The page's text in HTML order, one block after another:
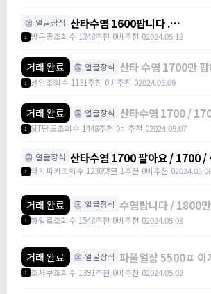
👺 얼굴장식 산타수염 1600팝니다 .
https://open.kakao.com/o/
1 방문중조회수 1348추천 0비추천 02024.05.15
거래 완료 👺 얼굴장식 산타 수염 1700만
1 선안조회수 1131추천 0비추천 02024.05.09
거래 완료 👺 얼굴장식 산타수염 1700 /
1 SIT단도조회수 1448추천 0비추천 02024.05.07
👺 얼굴장식 산타수염 1700 팔아요 / 1700 /
https://open.kakao.com/o/
1 와키파키조회수 1238댓글 1추천 0비추천 0
거래 완료 👺 얼굴장식 수염팝니다 / 1800
수염 / 오픈톡
1 하알로조회수 1548추천 0비추천 02024.05.03
거래 완료 👺 얼굴장식 파풀얼장 5500ㅍ 이
5500만 / 얼장 /
https://
1 조사쿠조회수 1391추천 0비추천 02024.05.02